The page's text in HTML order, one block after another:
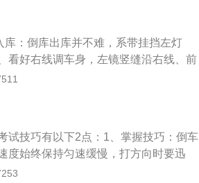
可倒车入库。5、坡道定点停车和起
踩抬离合器。考试时，一上考试车就
于半离合状态。（2）准确定点停车。
自己定点停了车，实际却已超过停车
厘米，车头前方停在黄色标线上。定
轻松开离合，同时小幅度踩住油门，再
，一圈左右勤调整；方向晚打一点
：倒库出库并不难，系带挂挡左灯
看好右线调车身，左镜竖缝沿右线、前
横线角，向右打死方向好、看准左镜
线左打足、车头盖线车停好，方向不
圈、等到车与线平行，回正方向整两
挂上一档要出库，车头触线右打足、车
定点停车和起步：上坡起步要放松，
身看右镜、小于三十公分好，缓缓起
试技巧有以下2点：1、掌握技巧：倒车
度始终保持匀速缓慢，打方向时要迅
多练习倒车入库；2、重要细节：上